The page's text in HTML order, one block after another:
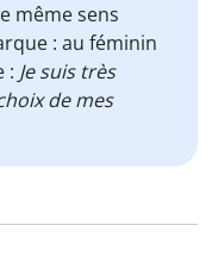
même sens
: au féminin
: Je suis très
de mes